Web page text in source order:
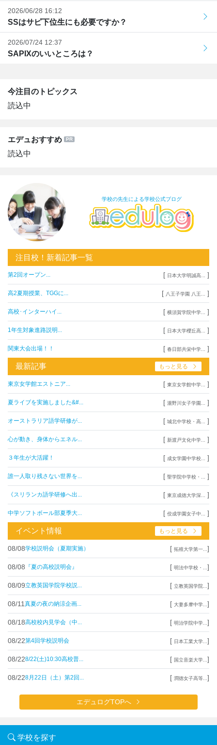
2026/06/28 16:12
SSはサピ下位生にも必要ですか？
2026/07/24 12:37
SAPIXのいいところは？
今注目のトピックス
読込中
エデュおすすめ
読込中
学校の先生による学校公式ブログ
注目校！新着記事一覧
第2回オープン... [ 日本大学明誠高... ]
高2夏期授業、TGGに... [ 八王子学園 八王... ]
高校･インターハイ... [ 横須賀学院中学... ]
1年生対象進路説明... [ 日本大学櫻丘高... ]
関東大会出場！！ [ 春日部共栄中学... ]
最新記事 もっと見る
東京女学館エストニア... [ 東京女学館中学... ]
夏ライブを実施しました&#... [ 瀧野川女子学園... ]
オーストラリア語学研修が... [ 城北中学校・高... ]
心が動き、身体からエネル... [ 新渡戸文化中学... ]
３年生が大活躍！ [ 成女学園中学校... ]
誰一人取り残さない世界を... [ 聖学院中学校・... ]
《スリランカ語学研修へ出... [ 東京成徳大学深... ]
中学ソフトボール部夏季大... [ 佼成学園女子中... ]
イベント情報 もっと見る
08/08学校説明会（夏期実施） [ 拓殖大学第一... ]
08/08 『夏の高校説明会』 [ 明法中学校・... ]
08/09立教英国学院学校説... [ 立教英国学院... ]
08/11 真夏の夜の納涼企画... [ 大妻多摩中学... ]
08/18高校校内見学会（中... [ 明治学院中学... ]
08/22第4回学校説明会 [ 日本工業大学... ]
08/228/22(土)10:30高校普... [ 国立音楽大学... ]
08/228月22日（土）第2回... [ 潤徳女子高等... ]
エデュログTOPへ
学校を探す